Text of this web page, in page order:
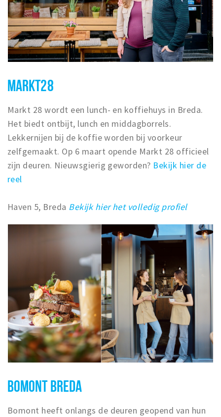
MARKT28
Markt 28 wordt een lunch- en koffiehuys in Breda.
Het biedt ontbijt, lunch en middagborrels.
Lekkernijen bij de koffie worden bij voorkeur
zelfgemaakt. Op 6 maart opende Markt 28 officieel
zijn deuren. Nieuwsgierig geworden? Bekijk hier de
reel
Haven 5, Breda Bekijk hier het volledig profiel
BOMONT BREDA
Bomont heeft onlangs de deuren geopend van hun